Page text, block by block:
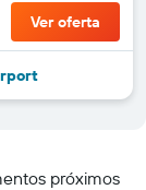
Ver oferta
próximos